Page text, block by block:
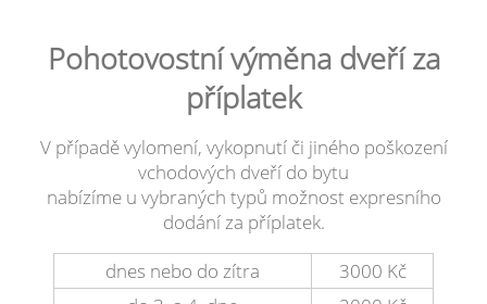
Pohotovostní výměna dveří za
příplatek
V případě vylomení, vykopnutí či jiného poškození
vchodových dveří do bytu
nabízíme u vybraných typů možnost expresního
dodání za příplatek.
dnes nebo do zítra
3000 Kč